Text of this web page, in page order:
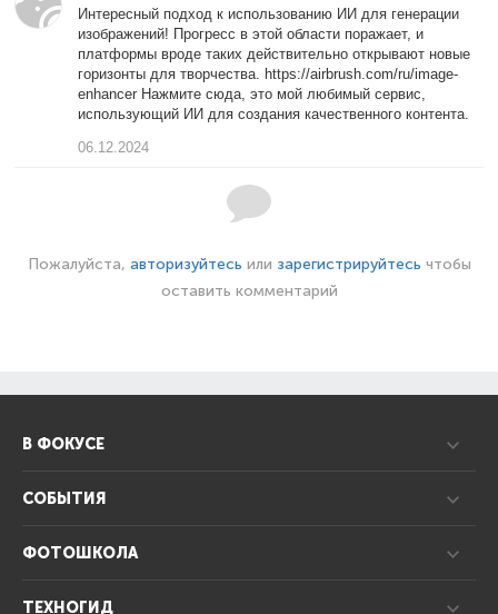
Интересный подход к использованию ИИ для генерации
изображений! Прогресс в этой области поражает, и
платформы вроде таких действительно открывают новые
горизонты для творчества. https://airbrush.com/ru/image-
enhancer Нажмите сюда, это мой любимый сервис,
использующий ИИ для создания качественного контента.
06.12.2024
Пожалуйста, авторизуйтесь или зарегистрируйтесь чтобы
оставить комментарий
В ФОКУСЕ
СОБЫТИЯ
ФОТОШКОЛА
ТЕХНОГИД